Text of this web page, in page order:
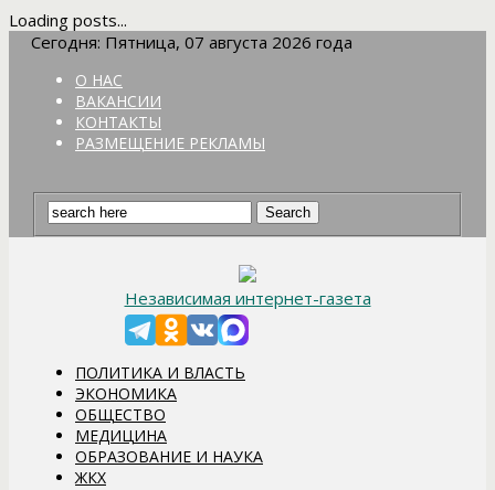
Loading posts...
Сегодня: Пятница, 07 августа 2026 года
О НАС
ВАКАНСИИ
КОНТАКТЫ
РАЗМЕЩЕНИЕ РЕКЛАМЫ
Независимая интернет-газета
ПОЛИТИКА И ВЛАСТЬ
ЭКОНОМИКА
ОБЩЕСТВО
МЕДИЦИНА
ОБРАЗОВАНИЕ И НАУКА
ЖКХ